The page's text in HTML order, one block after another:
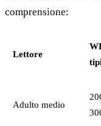
comprensione:
Lettore
Adulto medio